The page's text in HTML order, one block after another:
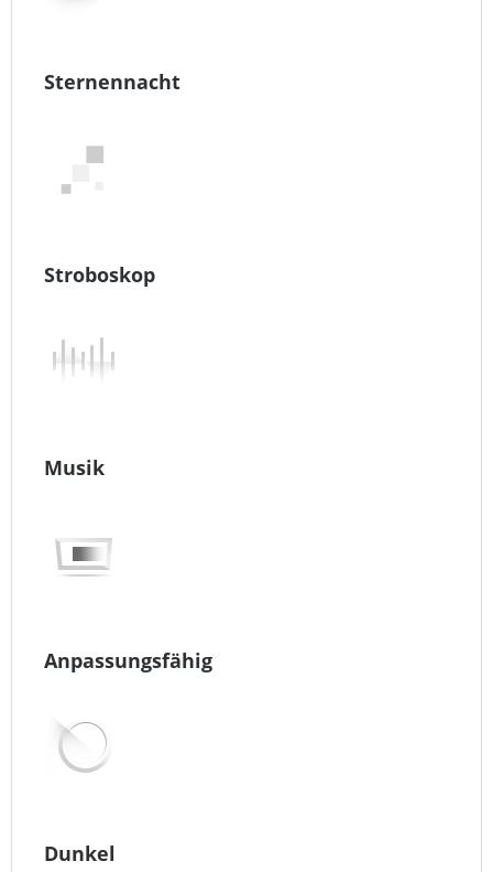
Sternennacht
Stroboskop
Musik
Anpassungsfähig
Dunkel